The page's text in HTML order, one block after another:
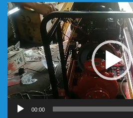
Trình
chơi
Video
00:00